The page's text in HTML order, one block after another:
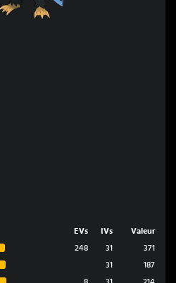
EVs IVs
Valeur
248 31
371
31
187